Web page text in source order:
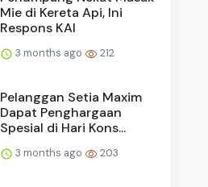
Mie di Kereta Api, Ini
Respons KAI
3 months ago 212
Pelanggan Setia Maxim
Dapat Penghargaan
Spesial di Hari Kons...
3 months ago 203